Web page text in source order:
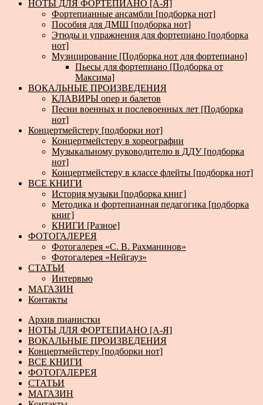
НОТЫ ДЛЯ ФОРТЕПИАНО [А-Я]
Фортепианные ансамбли [подборка нот]
Пособия для ДМШ [подборка нот]
Этюды и упражнения для фортепиано [подборка
нот]
Музицирование [Подборка нот для фортепиано]
Пьесы для фортепиано [Подборка от
Максима]
ВОКАЛЬНЫЕ ПРОИЗВЕДЕНИЯ
КЛАВИРЫ опер и балетов
Песни военных и послевоенных лет [Подборка
нот]
Концертмейстеру [подборки нот]
Концертмейстеру в хореографии
Музыкальному руководителю в ДДУ [подборка
нот]
Концертмейстеру в классе флейты [подборка нот]
ВСЕ КНИГИ
История музыки [подборка книг]
Методика и фортепианная педагогика [подборка
книг]
КНИГИ [Разное]
ФОТОГАЛЕРЕЯ
Фотогалерея «С. В. Рахманинов»
Фотогалерея «Нейгауз»
СТАТЬИ
Интервью
МАГАЗИН
Контакты
Архив пианистки
НОТЫ ДЛЯ ФОРТЕПИАНО [А-Я]
ВОКАЛЬНЫЕ ПРОИЗВЕДЕНИЯ
Концертмейстеру [подборки нот]
ВСЕ КНИГИ
ФОТОГАЛЕРЕЯ
СТАТЬИ
МАГАЗИН